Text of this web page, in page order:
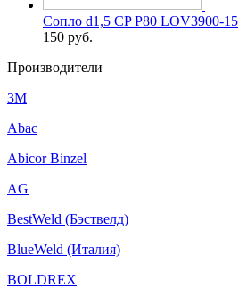
Сопло d1,5 CP P80 LOV3900-15
150 руб.
Производители
3M
Abac
Abicor Binzel
AG
BestWeld (Бэствелд)
BlueWeld (Италия)
BOLDREX